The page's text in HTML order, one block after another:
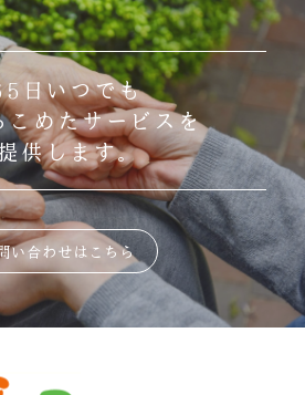
日いつでも
こめたサービスを
供します。
い合わせはこちら